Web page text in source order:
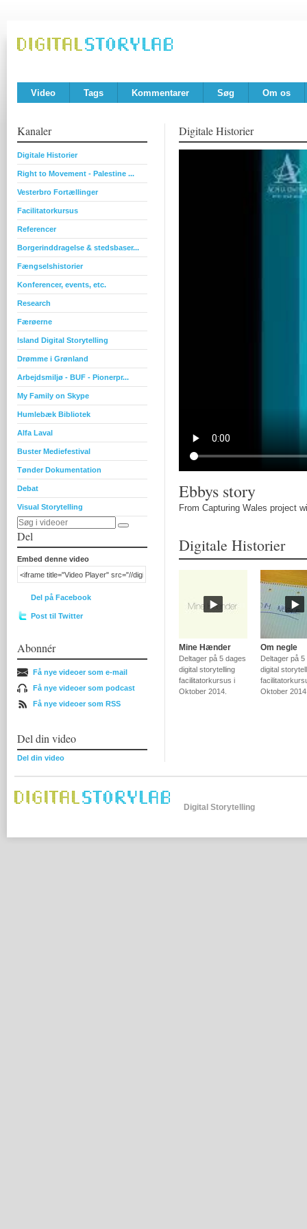
Video Tags Kommentarer Søg Om os
Kanaler
Digitale Historier
Right to Movement - Palestine ...
Vesterbro Fortællinger
Facilitatorkursus
Referencer
Borgerinddragelse & stedsbaser...
Fængselshistorier
Konferencer, events, etc.
Research
Færøerne
Island Digital Storytelling
Drømme i Grønland
Arbejdsmiljø - BUF - Pionerpr...
My Family on Skype
Humlebæk Bibliotek
Alfa Laval
Buster Mediefestival
Tønder Dokumentation
Debat
Visual Storytelling
Del
Embed denne video
Del på Facebook
Post til Twitter
Abonnér
Få nye videoer som e-mail
Få nye videoer som podcast
Få nye videoer som RSS
Del din video
Del din video
Digitale Historier
Ebbys story
From Capturing Wales project
Digitale Historier
Mine Hænder
Deltager på 5 dages
digital storytelling
facilitatorkursus i
Oktober 2014.
Om negle
Deltager på 5
digital
Oktober
Digital Storytelling